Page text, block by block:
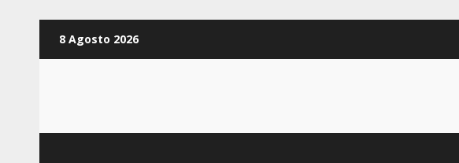
Inhalt8 Agosto 2026